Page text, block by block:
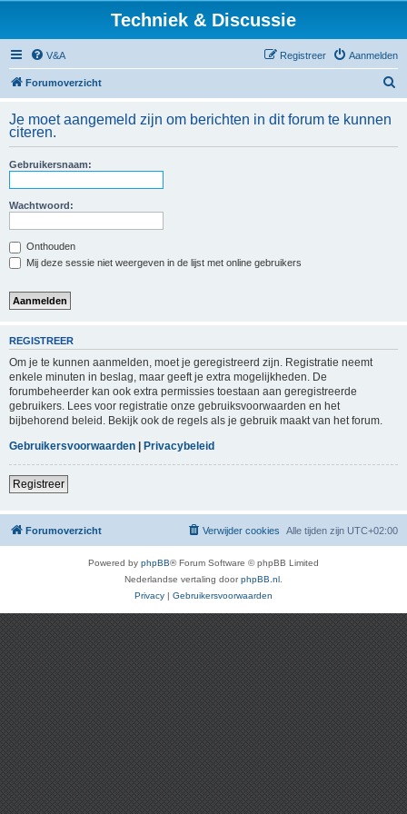
Techniek & Discussie
V&A Aanmelden
Registreer
Forumoverzicht
k
Je moet aangemeld zijn om berichten in dit forum te kunnen
citeren.
Gebruikersnaam:
Wachtwoord:
Onthouden
Mij deze sessie niet weergeven in de lijst met online gebruikers
REGISTREER
Om je te kunnen aanmelden, moet je geregistreerd zijn. Registratie neemt
enkele minuten in beslag, maar geeft je extra mogelijkheden. De
forumbeheerder kan ook extra permissies toestaan aan geregistreerde
gebruikers. Lees voor registratie onze gebruiksvoorwaarden en het
bijbehorend beleid. Bekijk ook de regels als je gebruik maakt van het forum.
Gebruikersvoorwaarden | Privacybeleid
Registreer
Forumoverzicht Alle tijden zijn UTC+02:00
Verwijder cookies
Powered by phpBB® Forum Software © phpBB Limited
Nederlandse vertaling doorphpBB.nl
Privacy | Gebruikersvoorwaarden